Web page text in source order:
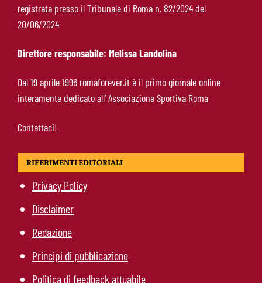
Koulierakis-Roma, impatto immediato: gol e
messaggio a Gasperini
registrata presso il Tribunale di Roma n. 82/2024 del
20/06/2024
Direttore responsabile: Melissa Landolina
Dal 19 aprile 1996 romaforever.it è il primo giornale online
interamente dedicato all’ Associazione Sportiva Roma
Contattaci!
RIFERIMENTI EDITORIALI
Privacy Policy
Disclaimer
Redazione
Principi di pubblicazione
Politica di feedback attuabile